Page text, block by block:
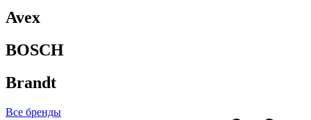
Avex
BOSCH
Brandt
Все бренды